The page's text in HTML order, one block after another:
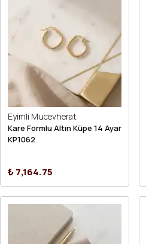
Eyimli Mucevherat
Kare Formlu Altın Küpe 14 Ayar
KP1062
₺ 7,164.75